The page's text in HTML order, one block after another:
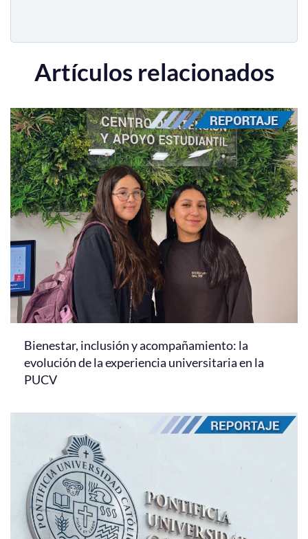
Artículos relacionados
Bienestar, inclusión y acompañamiento: la
evolución de la experiencia universitaria en la
PUCV